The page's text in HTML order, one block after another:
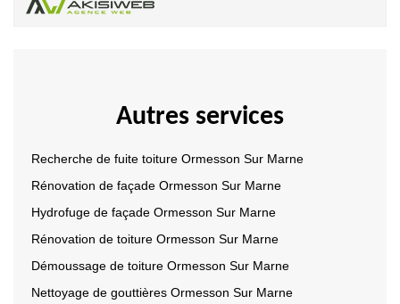
Autres services
Recherche de fuite toiture Ormesson Sur Marne
Rénovation de façade Ormesson Sur Marne
Hydrofuge de façade Ormesson Sur Marne
Rénovation de toiture Ormesson Sur Marne
Démoussage de toiture Ormesson Sur Marne
Nettoyage de gouttières Ormesson Sur Marne